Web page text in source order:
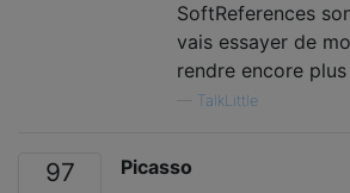
SoftReferences
vais essayer de
rendre encore
TalkLittle
97
Picasso